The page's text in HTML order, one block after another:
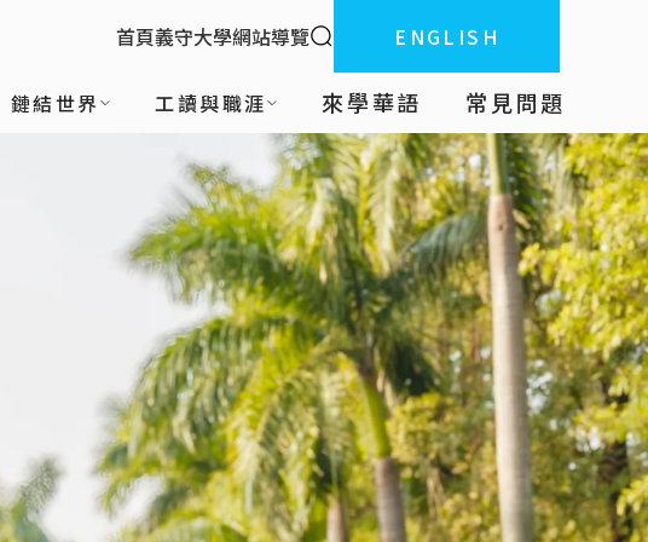
:::
首頁義守大學網站導覽 全站搜索ENGLISH
鏈結世界 工讀與職涯 來學華語 常見問題